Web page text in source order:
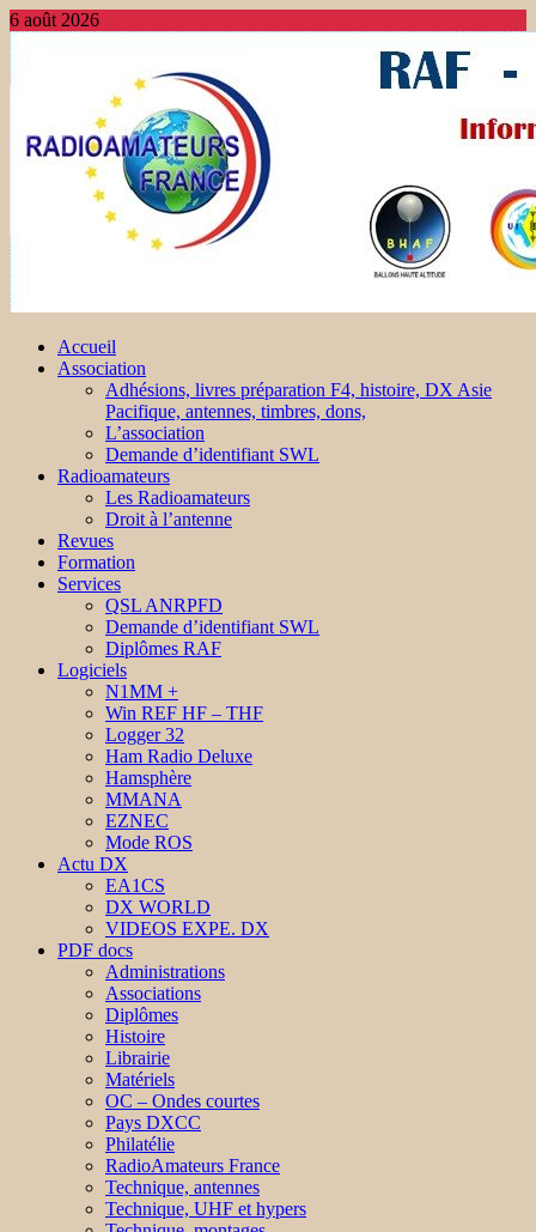
6 août 2026
Accueil
Association
Adhésions, livres préparation F4, histoire, DX Asie
Pacifique, antennes, timbres, dons,
L’association
Demande d’identifiant SWL
Radioamateurs
Les Radioamateurs
Droit à l’antenne
Revues
Formation
Services
QSL ANRPFD
Demande d’identifiant SWL
Diplômes RAF
Logiciels
N1MM +
Win REF HF – THF
Logger 32
Ham Radio Deluxe
Hamsphère
MMANA
EZNEC
Mode ROS
Actu DX
EA1CS
DX WORLD
VIDEOS EXPE. DX
PDF docs
Administrations
Associations
Diplômes
Histoire
Librairie
Matériels
OC – Ondes courtes
Pays DXCC
Philatélie
RadioAmateurs France
Technique, antennes
Technique, UHF et hypers